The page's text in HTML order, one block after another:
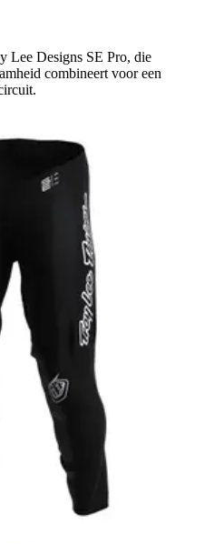
Lee Designs SE Pro, die
combineert voor een